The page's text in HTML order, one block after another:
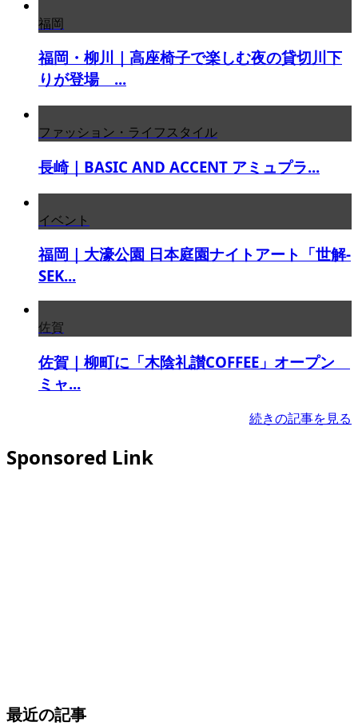
福岡
福岡・柳川｜高座椅子で楽しむ夜の貸切川下
りが登場 ...
ファッション・ライフスタイル
長崎｜BASIC AND ACCENT アミュプラ...
イベント
福岡｜大濠公園 日本庭園ナイトアート「世解-
SEK...
佐賀
佐賀｜柳町に「木陰礼讃COFFEE」オープン
ミャ...
続きの記事を見る
Sponsored Link
最近の記事